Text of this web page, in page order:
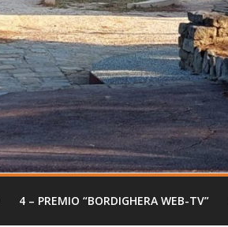
4 – PREMIO “BORDIGHERA WEB-TV”